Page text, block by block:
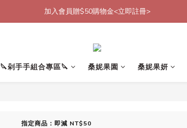
加入會員贈$50購物金<立即註冊>
加入會員贈$50購物金<立即註冊>
🔪剁手手組合專區🔪 桑妮果園 桑妮果妍
指定商品：即減 NT$50